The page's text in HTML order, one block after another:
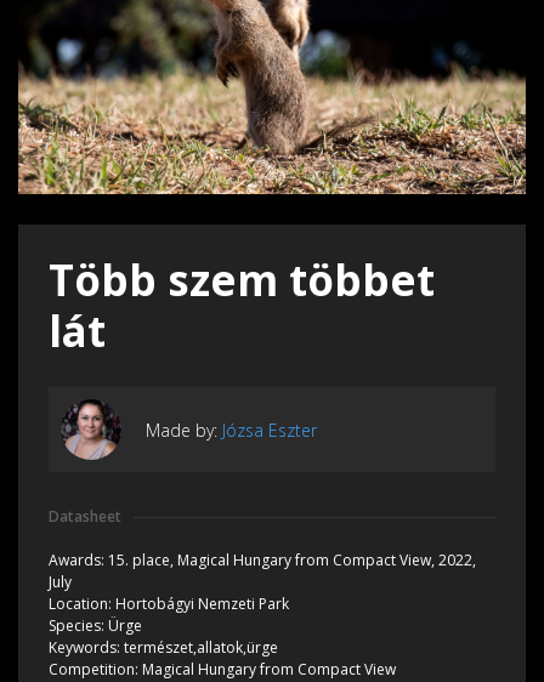
Több szem többet
lát
Made by: Józsa Eszter
Datasheet
Awards: 15. place, Magical Hungary from Compact View, 2022,
July
Location: Hortobágyi Nemzeti Park
Species: Ürge
Keywords: természet,allatok,ürge
Competition: Magical Hungary from Compact View